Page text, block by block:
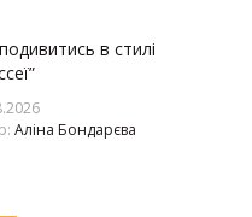
в стилі
Аліна Бондарєва